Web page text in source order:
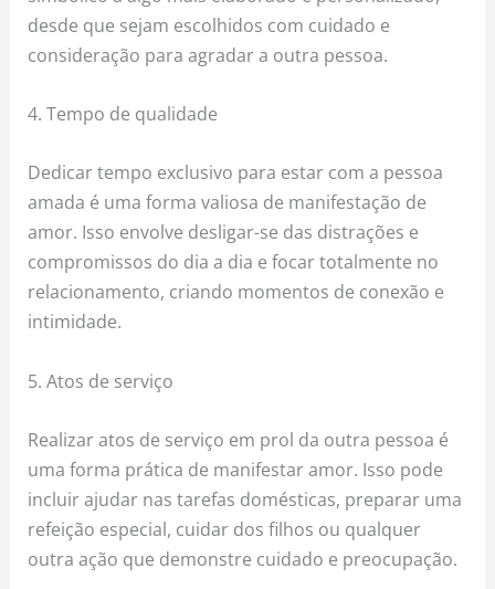
desde que sejam escolhidos com cuidado e
consideração para agradar a outra pessoa.
4. Tempo de qualidade
Dedicar tempo exclusivo para estar com a pessoa
amada é uma forma valiosa de manifestação de
amor. Isso envolve desligar-se das distrações e
compromissos do dia a dia e focar totalmente no
relacionamento, criando momentos de conexão e
intimidade.
5. Atos de serviço
Realizar atos de serviço em prol da outra pessoa é
uma forma prática de manifestar amor. Isso pode
incluir ajudar nas tarefas domésticas, preparar uma
refeição especial, cuidar dos filhos ou qualquer
outra ação que demonstre cuidado e preocupação.